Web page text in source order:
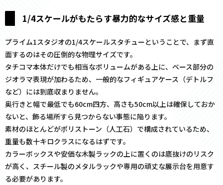
1/4スケールがもたらす暴力的なサイズ感と重量
プライム1スタジオの1/4スケールスタチューということで、まず直
面するのはその圧倒的な物理サイズです。
タチコマ本体だけでも相当なボリュームがある上に、ベース部分の
ジオラマ表現が加わるため、一般的なフィギュアケース（デトルフ
など）には到底収まりません。
奥行きと幅で最低でも60cm四方、高さも50cm以上は確保しておか
ないと、飾る場所すら見つからない事態に陥ります。
素材のほとんどがポリストーン（人工石）で構成されているため、
重量も数十キロクラスになるはずです。
カラーボックスや安価な木製ラックの上に置くのは底抜けのリスク
が高く、スチール製のメタルラックや専用の頑丈な展示台を用意す
る必要があります。